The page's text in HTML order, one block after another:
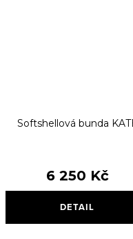
Softshellová bunda
6 250 Kč
DETAIL